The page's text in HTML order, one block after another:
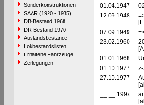
Sonderkonstruktionen
SAAR (1920 - 1935)
DB-Bestand 1968
DR-Bestand 1970
Auslandsbestände
Lokbestandslisten
Erhaltene Fahrzeuge
Zerlegungen
01.04.1947 -
12.09.1948
07.09.1949
23.02.1960 -
01.01.1968
01.10.1977
27.10.1977
__.__.199x